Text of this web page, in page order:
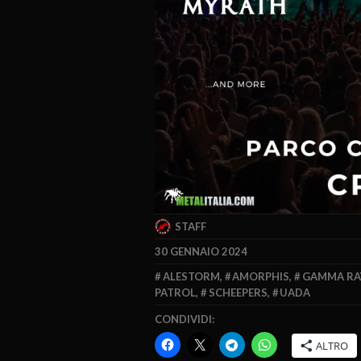
STAFF
30 GENNAIO 2024
ALESTORM, AMORPHIS,
GAMMA
PATROL, SCHEEPERS, UADA
CONDIVIDI:
ALTRO